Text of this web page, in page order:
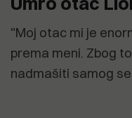
"Moj otac mi je
prema meni. Zbog
nadmašiti samog